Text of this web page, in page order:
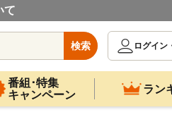
て
検索
ログイン
番組･特集
キャンペーン
ラン